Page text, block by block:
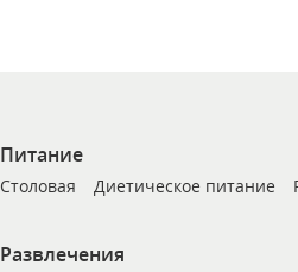
Питание
Столовая Диетическое питание
Развлечения